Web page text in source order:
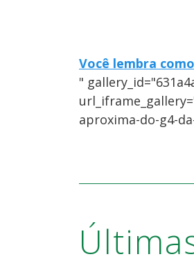
Você lembra
"
aproxima-do-g4-